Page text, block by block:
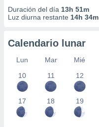
Duración del día 13h 51m
Luz diurna restante 14h 34m
Calendario lunar
Lun Mar Mié
10
11 12
17 18 19